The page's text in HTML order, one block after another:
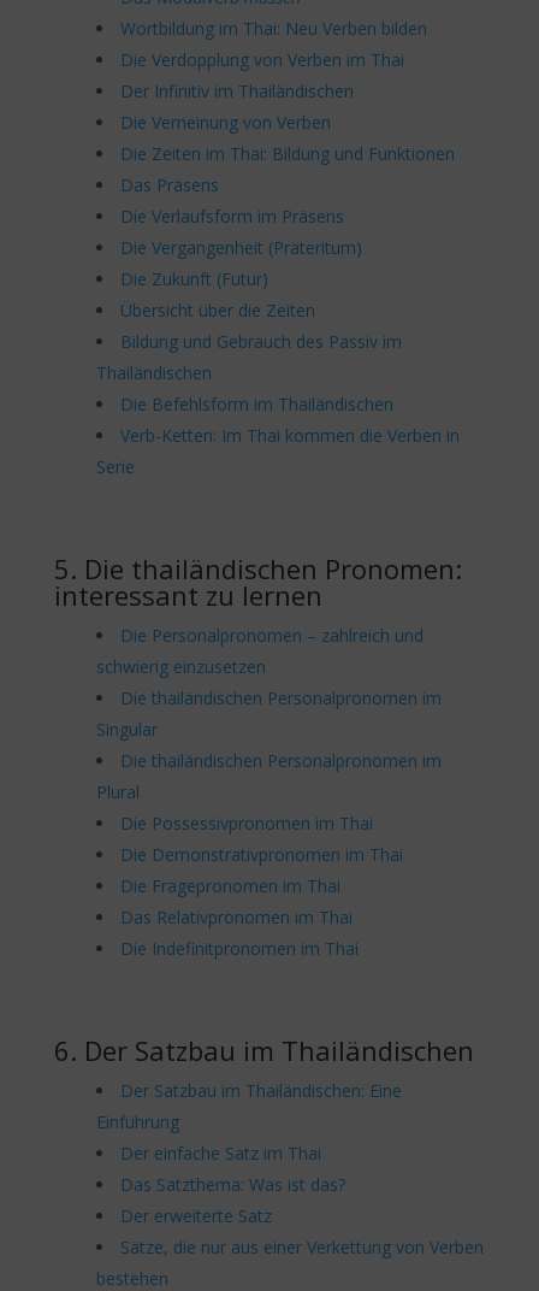
Wortbildung im Thai: Neu Verben bilden
Die Verdopplung von Verben im Thai
Der Infinitiv im Thailändischen
Die Verneinung von Verben
Die Zeiten im Thai: Bildung und Funktionen
Das Präsens
Die Verlaufsform im Präsens
Die Vergangenheit (Präteritum)
Die Zukunft (Futur)
Übersicht über die Zeiten
Bildung und Gebrauch des Passiv im
Thailändischen
Die Befehlsform im Thailändischen
Verb-Ketten: Im Thai kommen die Verben in
Serie
5. Die thailändischen Pronomen:
interessant zu lernen
Die Personalpronomen – zahlreich und
schwierig einzusetzen
Die thailändischen Personalpronomen im
Singular
Die thailändischen Personalpronomen im
Plural
Die Possessivpronomen im Thai
Die Demonstrativpronomen im Thai
Die Fragepronomen im Thai
Das Relativpronomen im Thai
Die Indefinitpronomen im Thai
6. Der Satzbau im Thailändischen
Der Satzbau im Thailändischen: Eine
Einführung
Der einfache Satz im Thai
Das Satzthema: Was ist das?
Der erweiterte Satz
Sätze, die nur aus einer Verkettung von Verben
bestehen